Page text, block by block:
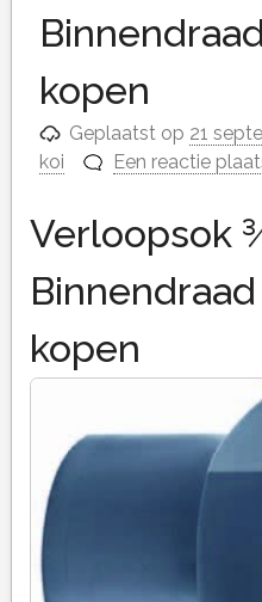
kopen
Geplaatst op 21
koi
Een reactie
Verloopsok
kopen